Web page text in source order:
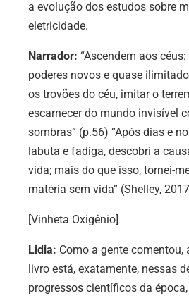
a evolução dos estudos sobre
eletricidade.
Narrador: “Ascendem aos
poderes novos e quase
os trovões do céu, imitar o
escarnecer do mundo invisível
sombras” (p.56) “Após dias e
labuta e fadiga, descobri a
vida; mais do que isso, tornei-
matéria sem vida” (Shelley,
[Vinheta Oxigênio]
Lidia: Como a gente comentou,
livro está, exatamente, nessas
progressos científicos da